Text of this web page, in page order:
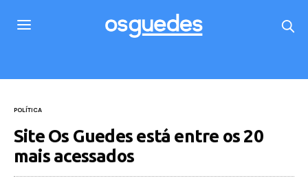
POLÍTICA
Site Os Guedes está entre os 20
mais acessados